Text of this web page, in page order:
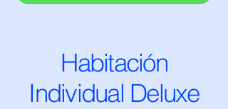
Habitación
Individual Deluxe